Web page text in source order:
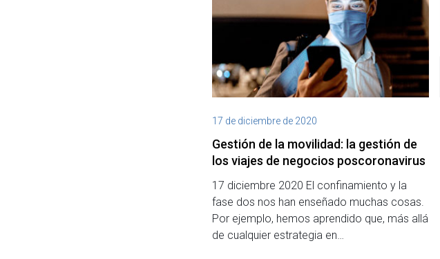
17 de diciembre de 2020
Gestión de la movilidad: la gestión de
los viajes de negocios poscoronavirus
17 diciembre 2020 El confinamiento y la
fase dos nos han enseñado muchas cosas.
Por ejemplo, hemos aprendido que, más allá
de cualquier estrategia en…